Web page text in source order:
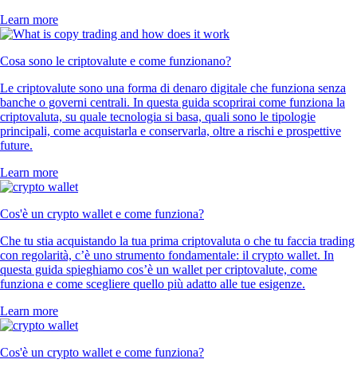
Learn more
Cosa sono le criptovalute e come funzionano?
Le criptovalute sono una forma di denaro digitale che funziona senza
banche o governi centrali. In questa guida scoprirai come funziona la
criptovaluta, su quale tecnologia si basa, quali sono le tipologie
principali, come acquistarla e conservarla, oltre a rischi e prospettive
future.
Learn more
Cos'è un crypto wallet e come funziona?
Che tu stia acquistando la tua prima criptovaluta o che tu faccia trading
con regolarità, c’è uno strumento fondamentale: il crypto wallet. In
questa guida spieghiamo cos’è un wallet per criptovalute, come
funziona e come scegliere quello più adatto alle tue esigenze.
Learn more
Cos'è un crypto wallet e come funziona?